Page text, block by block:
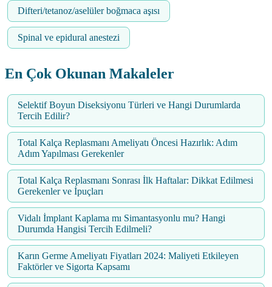
Difteri/tetanoz/aselüler boğmaca aşısı
Spinal ve epidural anestezi
En Çok Okunan Makaleler
Selektif Boyun Diseksiyonu Türleri ve Hangi Durumlarda
Tercih Edilir?
Total Kalça Replasmanı Ameliyatı Öncesi Hazırlık: Adım
Adım Yapılması Gerekenler
Total Kalça Replasmanı Sonrası İlk Haftalar: Dikkat Edilmesi
Gerekenler ve İpuçları
Vidalı İmplant Kaplama mı Simantasyonlu mu? Hangi
Durumda Hangisi Tercih Edilmeli?
Karın Germe Ameliyatı Fiyatları 2024: Maliyeti Etkileyen
Faktörler ve Sigorta Kapsamı